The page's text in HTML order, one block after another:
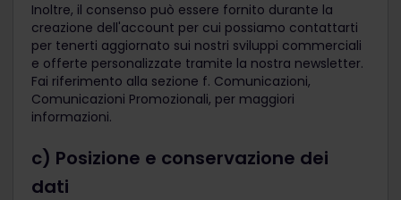
Inoltre, il consenso può essere fornito durante la
creazione dell'account per cui possiamo contattarti
per tenerti aggiornato sui nostri sviluppi commerciali
e offerte personalizzate tramite la nostra newsletter.
Fai riferimento alla sezione f. Comunicazioni,
Comunicazioni Promozionali, per maggiori
informazioni.
c) Posizione e conservazione dei
dati